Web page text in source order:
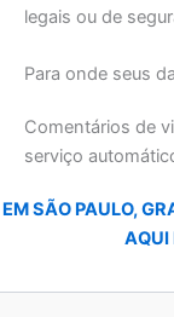
legais ou de
Para onde seus
Comentários de
serviço
EM SÃO PAULO,
AQUI